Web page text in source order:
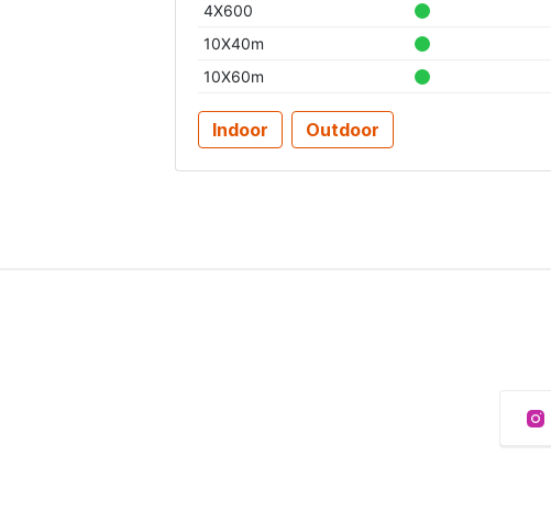
4X600
10X40m
10X60m
Indoor Outdoor